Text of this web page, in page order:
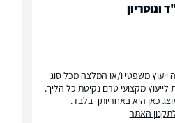
ונוטריון
ייעוץ משפטי ו/או המלצה מכל סוג
לייעוץ מקצועי טרם נקיטת כל הליך.
כאן היא באחריותך בלבד.
האתר